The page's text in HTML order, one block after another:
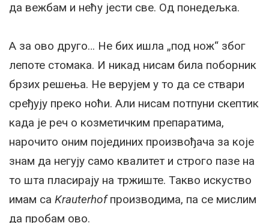
да вежбам и нећу јести све. Од понедељка.
А за ово друго… Не бих ишла „под нож“ због
лепоте стомака. И никад нисам била поборник
брзих решења. Не верујем у то да се ствари
сређују преко ноћи. Али нисам потпуни скептик
када је реч о козметичким препаратима,
нарочито оним појединих произвођача за које
знам да негују само квалитет и строго пазе на
то шта пласирају на тржиште. Такво искуство
имам са Krauterhofпроизводима, па се мислим
да пробам ово.